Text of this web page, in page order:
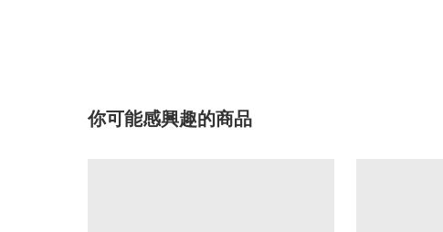
你可能感興趣的商品